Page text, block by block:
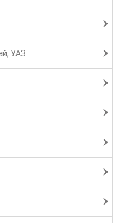
УАЗ